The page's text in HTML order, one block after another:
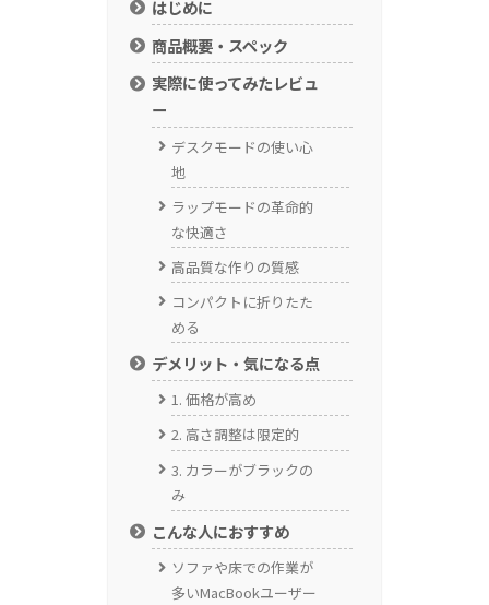
はじめに
商品概要・スペック
実際に使ってみたレビュ
ー
デスクモードの使い心
地
ラップモードの革命的
な快適さ
高品質な作りの質感
コンパクトに折りたた
める
デメリット・気になる点
1. 価格が高め
2. 高さ調整は限定的
3. カラーがブラックの
み
こんな人におすすめ
ソファや床での作業が
多いMacBookユーザー